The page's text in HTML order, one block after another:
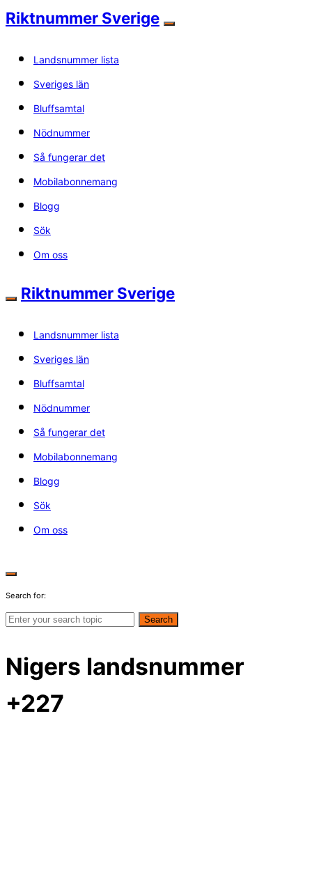
Riktnummer Sverige
Landsnummer lista
Sveriges län
Bluffsamtal
Nödnummer
Så fungerar det
Mobilabonnemang
Blogg
Sök
Om oss
Riktnummer Sverige
Landsnummer lista
Sveriges län
Bluffsamtal
Nödnummer
Så fungerar det
Mobilabonnemang
Blogg
Sök
Om oss
Search for:
Search
Nigers landsnummer
+227